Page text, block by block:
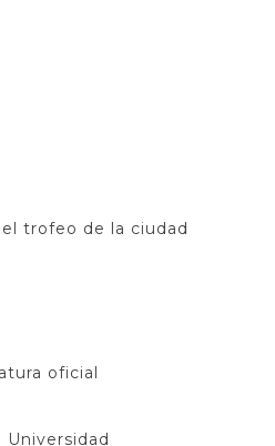
trofeo de la ciudad
oficial